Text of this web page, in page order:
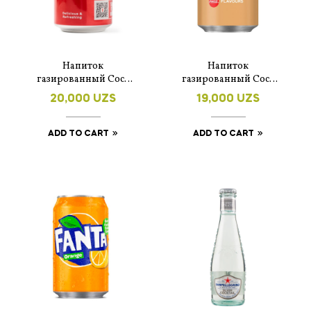
Напиток
газированный Coca
Cola Original 330 мл
20,000 UZS
ADD TO CART
Напиток
газированный Coca
Cola Vanilla 330 мл
19,000 UZS
ADD TO CART